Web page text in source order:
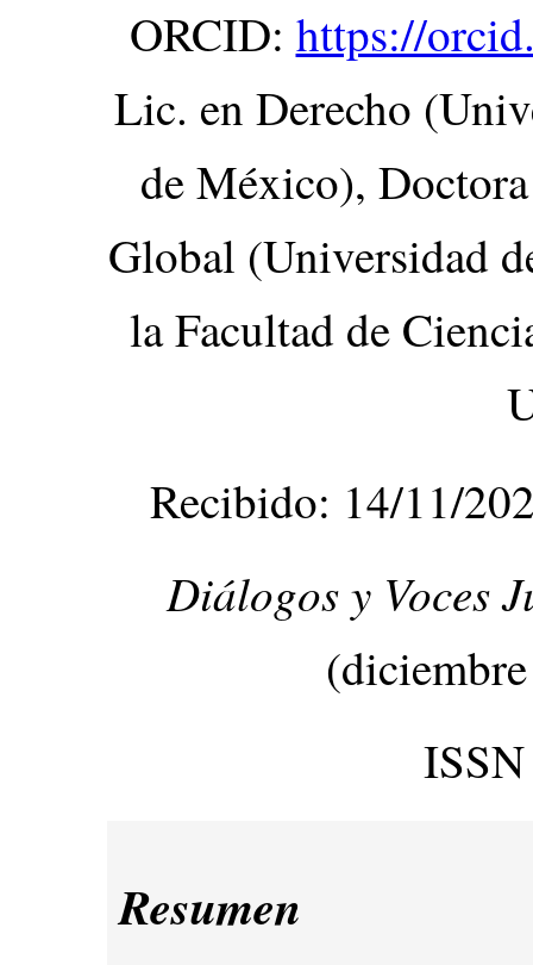
ORCID: https://
Lic. en Derecho
de México),
Global (Universidad
la Facultad de
Recibido: 14/11/
Diálogos y Voces
Resumen